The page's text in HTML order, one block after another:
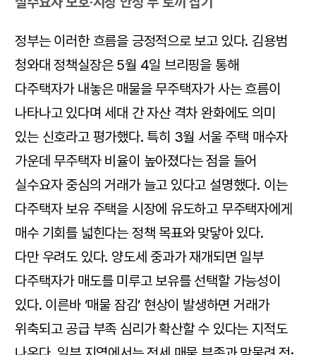
정부는 이러한 흐름을 긍정적으로 보고 있다. 김용범
청와대 정책실장은 5월 4일 브리핑을 통해
다주택자가 내놓은 매물을 무주택자가 사는 흐름이
나타나고 있다며 세대 간 자산 격차 완화에도 의미
있는 신호라고 평가했다. 특히 3월 서울 주택 매수자
가운데 무주택자 비율이 높아졌다는 점을 들어
실수요자 중심의 거래가 늘고 있다고 설명했다. 이는
다주택자 보유 주택을 시장에 유도하고 무주택자에게
매수 기회를 넓힌다는 정책 목표와 맞닿아 있다.
다만 우려도 있다. 양도세 중과가 재개되면 일부
다주택자가 매도를 미루고 보유를 선택할 가능성이
있다. 이른바 ‘매물 잠김’ 현상이 발생하면 거래가
위축되고 공급 부족 심리가 확산할 수 있다는 지적도